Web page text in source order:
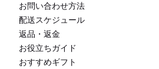
お問い合わせ方法
配送スケジュール
返品・返金
お役立ちガイド
おすすめギフト